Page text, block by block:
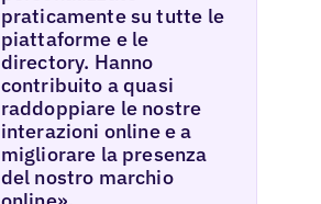
praticamente su tutte le
piattaforme e le
directory. Hanno
contribuito a quasi
raddoppiare le nostre
interazioni online e a
migliorare la presenza
del nostro marchio